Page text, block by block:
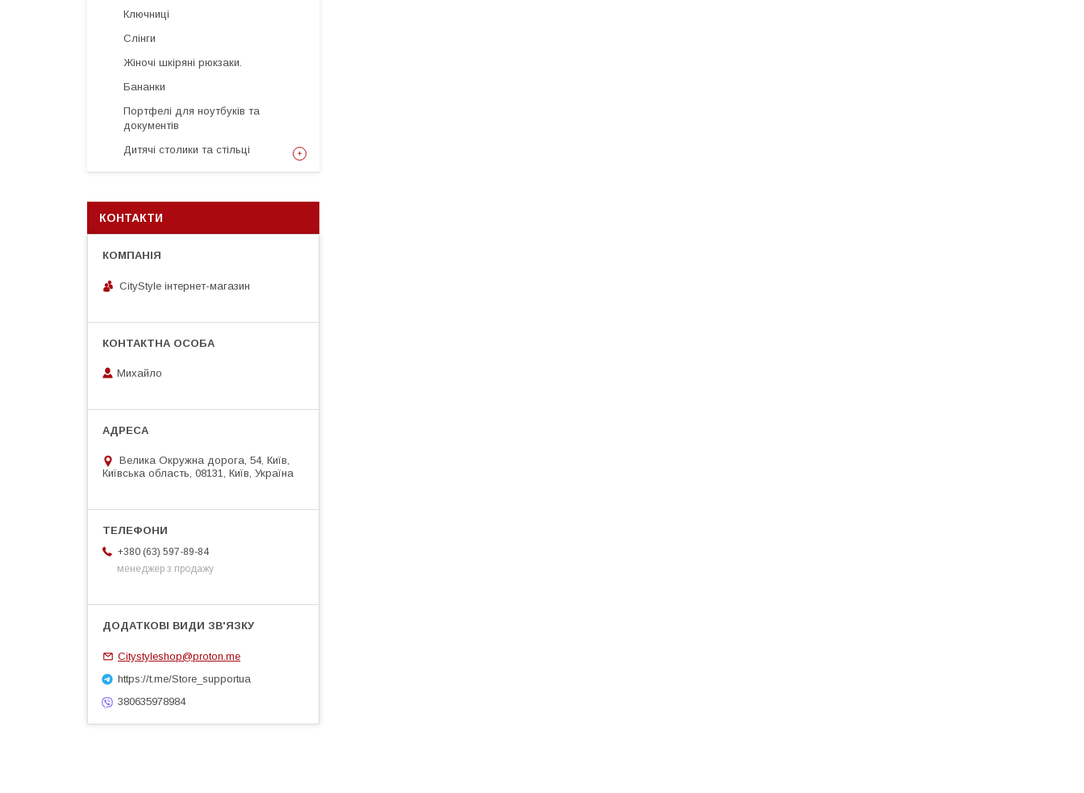
Ключниці
Слінги
Жіночі шкіряні рюкзаки.
Бананки
Портфелі для ноутбуків та
документів
Дитячі столики та стільці
КОНТАКТИ
CityStylе iнтернет-магазин
Михайло
Велика Окружна дорога, 54, Київ,
Київська область, 08131, Київ, Україна
+380 (63) 597-89-84
менеджер з продажу
Citystyleshop@proton.me
https://t.me/Store_supportua
380635978984